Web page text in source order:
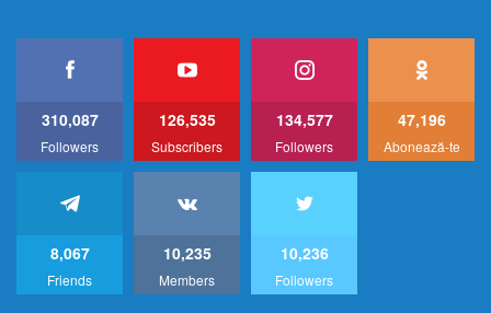
310,087
Followers
126,535
Subscribers
134,577
Followers
47,196
Abonează-te
8,067
Friends
10,235
Members
10,236
Followers